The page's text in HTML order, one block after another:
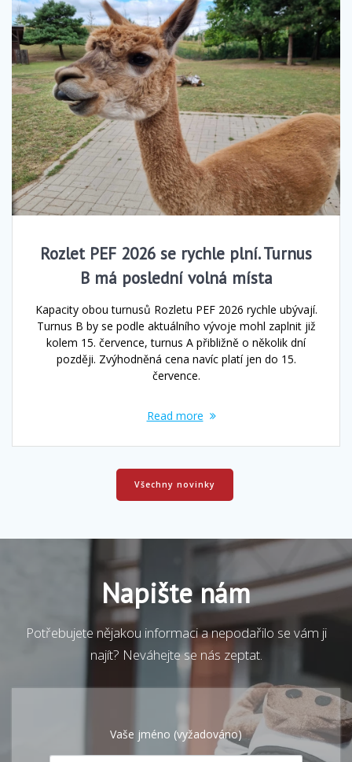
Rozlet PEF 2026 se rychle plní. Turnus
B má poslední volná místa
Kapacity obou turnusů Rozletu PEF 2026 rychle ubývají.
Turnus B by se podle aktuálního vývoje mohl zaplnit již
kolem 15. července, turnus A přibližně o několik dní
později. Zvýhodněná cena navíc platí jen do 15.
července.
Read more
Všechny novinky
Napište nám
Potřebujete nějakou informaci a nepodařilo se vám ji
najít? Neváhejte se nás zeptat.
Vaše jméno (vyžadováno)